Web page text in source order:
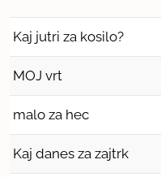
Kaj jutri za kosilo?
MOJ vrt
malo za hec
Kaj danes za zajtrk